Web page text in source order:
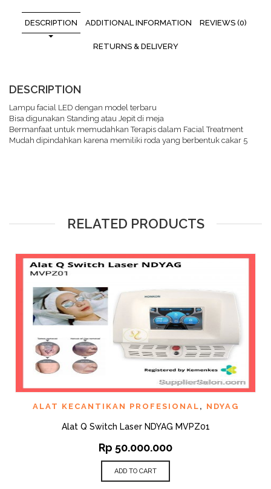
DESCRIPTION ADDITIONAL INFORMATION REVIEWS (0)
RETURNS & DELIVERY
DESCRIPTION
Lampu facial LED dengan model terbaru
Bisa digunakan Standing atau Jepit di meja
Bermanfaat untuk memudahkan Terapis dalam Facial Treatment
Mudah dipindahkan karena memiliki roda yang berbentuk cakar 5
RELATED PRODUCTS
ALAT KECANTIKAN PROFESIONAL , NDYAG
Alat Q Switch Laser NDYAG MVPZ01
Rp 50.000.000
ADD TO CART